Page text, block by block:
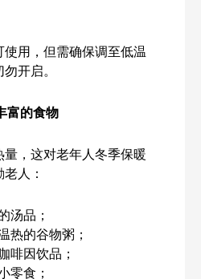
用，但需确保调至低温
开启。
富的食物
，这对老年人冬季保暖
人：
汤品；
热的谷物粥；
啡因饮品；
零食；